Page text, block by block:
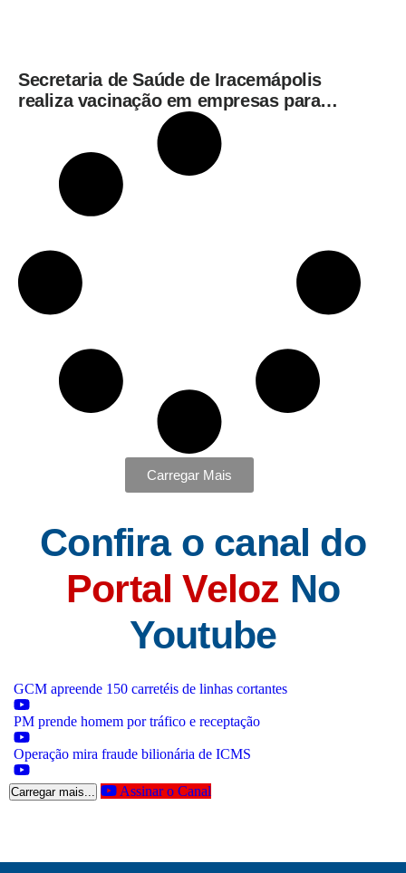
Secretaria de Saúde de Iracemápolis
realiza vacinação em empresas para
ampliar imunização
Carregar Mais
Confira o canal do
Portal Veloz No
Youtube
GCM apreende 150 carretéis de linhas cortantes
PM prende homem por tráfico e receptação
Operação mira fraude bilionária de ICMS
Carregar mais... Assinar o Canal